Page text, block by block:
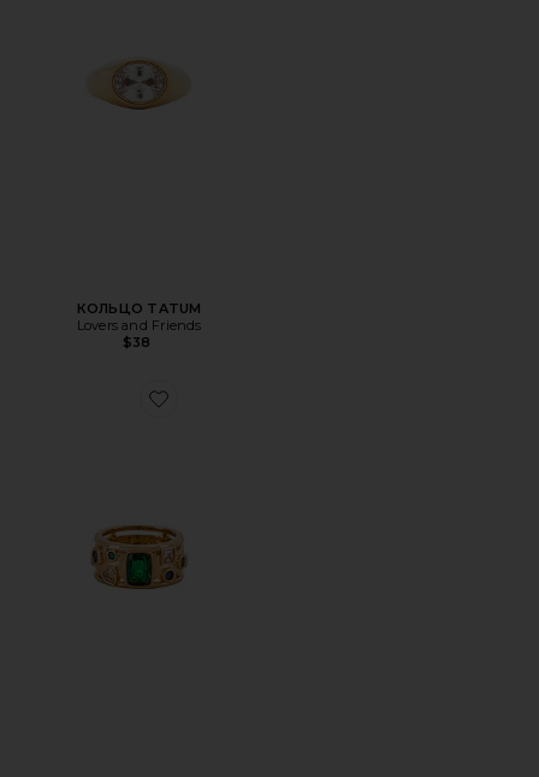
КОЛЬЦО TATUM
Lovers and Friends
$38
Favorite КОЛЬЦО NICOLE